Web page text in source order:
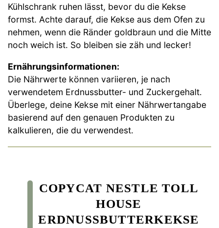
Kühlschrank ruhen lässt, bevor du die Kekse
formst. Achte darauf, die Kekse aus dem Ofen zu
nehmen, wenn die Ränder goldbraun und die Mitte
noch weich ist. So bleiben sie zäh und lecker!
Ernährungsinformationen:
Die Nährwerte können variieren, je nach
verwendetem Erdnussbutter- und Zuckergehalt.
Überlege, deine Kekse mit einer Nährwertangabe
basierend auf den genauen Produkten zu
kalkulieren, die du verwendest.
COPYCAT NESTLE TOLL
HOUSE
ERDNUSSBUTTERKEKSE